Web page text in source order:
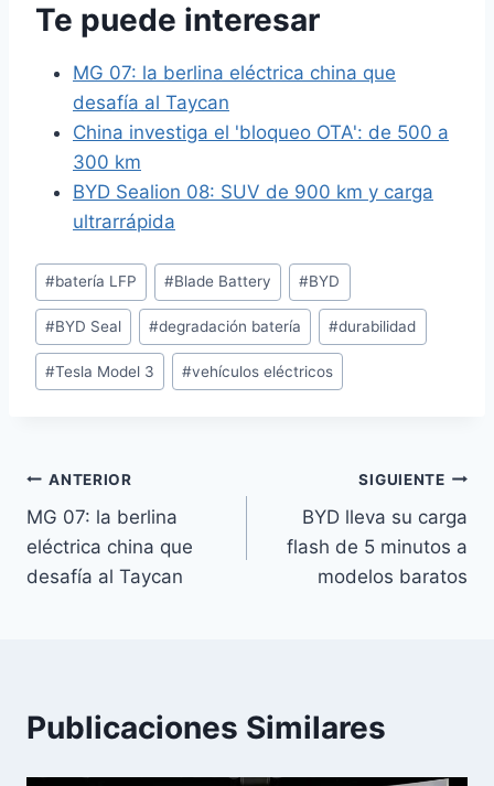
Te puede interesar
MG 07: la berlina eléctrica china que
desafía al Taycan
China investiga el 'bloqueo OTA': de 500 a
300 km
BYD Sealion 08: SUV de 900 km y carga
ultrarrápida
Etiquetas
de
la
entrada:
#batería LFP #Blade Battery #BYD
#BYD Seal #degradación batería #durabilidad
#Tesla Model 3 #vehículos eléctricos
Navegación
de
entradas
ANTERIOR
MG 07: la berlina
eléctrica china que
desafía al Taycan
SIGUIENTE
BYD lleva su carga
flash de 5 minutos a
modelos baratos
Publicaciones Similares